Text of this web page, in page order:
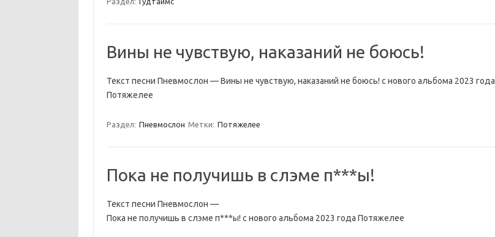
Вины не чувствую, наказаний не боюсь!
Текст песни Пневмослон — Вины не чувствую, наказаний не боюсь! с нового альбома 2023 года
Потяжелее
Раздел: Пневмослон Метки: Потяжелее
Пока не получишь в слэме п***ы!
Текст песни Пневмослон —
Пока не получишь в слэме п***ы! с нового альбома 2023 года Потяжелее